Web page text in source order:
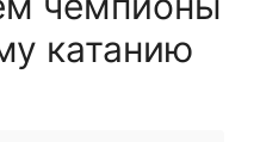
катанию